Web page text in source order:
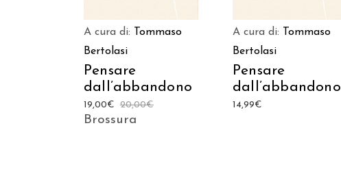
A cura di: Tommaso
Bertolasi
Pensare
dall’abbandono
20,00€
19,00€
Brossura
A cura di: Tommaso
Bertolasi
Pensare
dall’abbandono
14,99€